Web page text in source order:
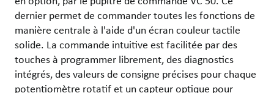
dernier permet de commander toutes les fonctions de
manière centrale à l'aide d'un écran couleur tactile
solide. La commande intuitive est facilitée par des
touches à programmer librement, des diagnostics
intégrés, des valeurs de consigne précises pour chaque
potentiomètre rotatif et un capteur optique pour